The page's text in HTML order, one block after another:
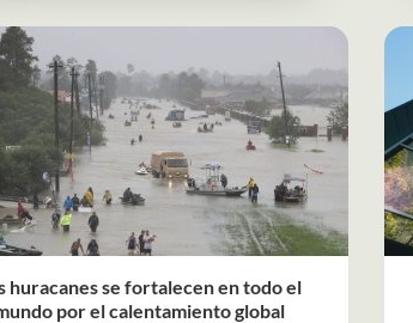
huracanes se fortalecen en todo el
por el calentamiento global